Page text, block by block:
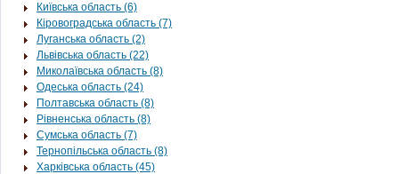
Київська область (6)
Кіровоградська область (7)
Луганська область (2)
Львівська область (22)
Миколаївська область (8)
Одеська область (24)
Полтавська область (8)
Рівненська область (8)
Сумська область (7)
Тернопільська область (8)
Харківська область (45)